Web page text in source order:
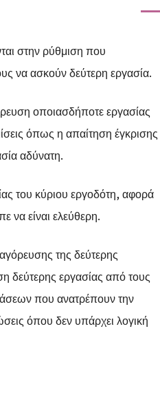
στην ρύθμιση που
να ασκούν δεύτερη εργασία.
οποιασδήποτε εργασίας
όπως η απαίτηση έγκρισης
αδύνατη.
του κύριου εργοδότη, αφορά
να είναι ελεύθερη.
της δεύτερης
δεύτερης εργασίας από τους
που ανατρέπουν την
όπου δεν υπάρχει λογική